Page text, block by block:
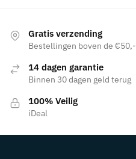
Gratis verzending
Bestellingen boven de €50,-
14 dagen garantie
Binnen 30 dagen geld terug
100% Veilig
iDeal